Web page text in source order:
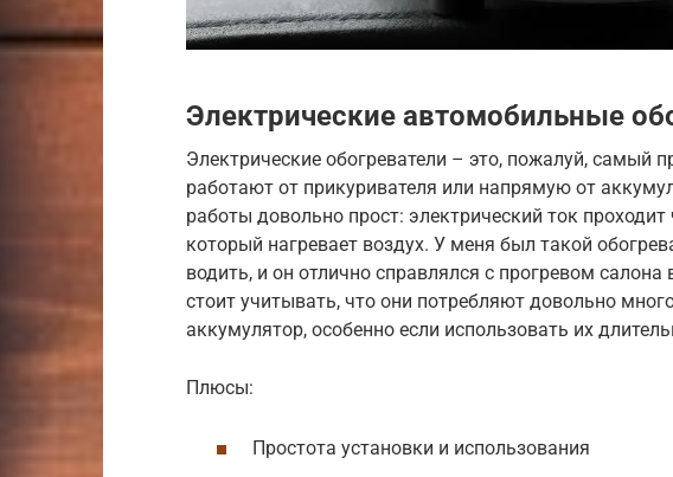
Электрические автомобильные
Электрические обогреватели – это, пожалуй, самый
работают от прикуривателя или напрямую от
работы довольно прост: электрический ток
который нагревает воздух. У меня был такой
водить, и он отлично справлялся с прогревом
стоит учитывать, что они потребляют довольно
аккумулятор, особенно если использовать их
Плюсы:
Простота установки и использования